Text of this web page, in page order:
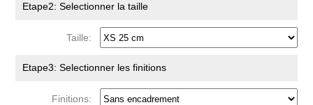
Etape2: Selectionner la taille
Taille:
Etape3: Selectionner les finitions
Finitions: